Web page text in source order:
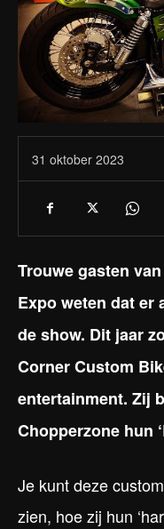
31 oktober 2023
Trouwe gasten
Expo weten dat er
de show. Dit jaar
Corner Custom
entertainment. Zij
Chopperzone hun
Je kunt deze
zien, hoe zij hun